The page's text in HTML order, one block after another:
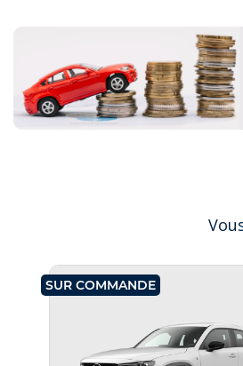
SUR COMMANDE